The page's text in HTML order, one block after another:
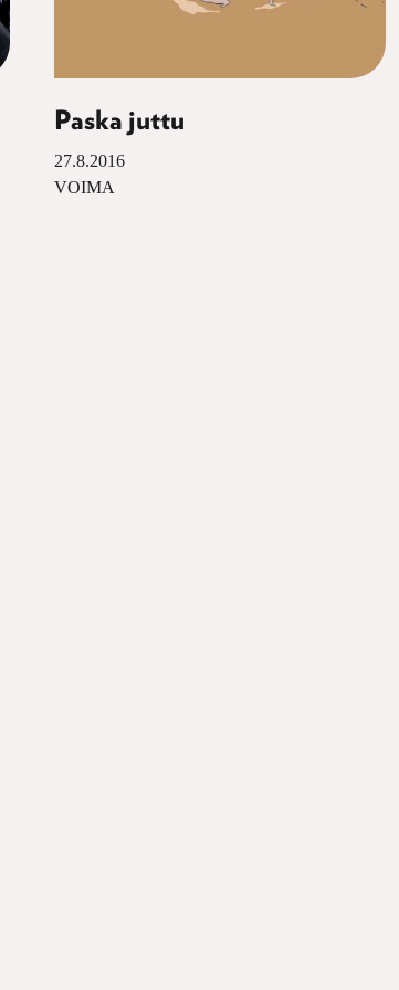
Paska juttu
27.8.2016
VOIMA